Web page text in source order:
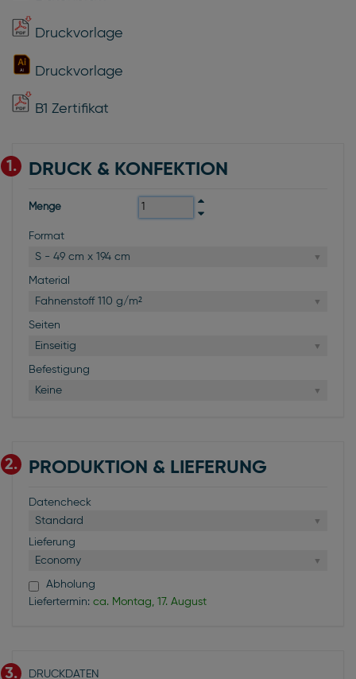
Druckvorlage
Druckvorlage
B1 Zertifikat
1. DRUCK & KONFEKTION
Menge
Format
S - 49 cm x 194 cm
Material
Fahnenstoff 110 g/m²
Seiten
Einseitig
Befestigung
Keine
2. PRODUKTION & LIEFERUNG
Datencheck
Standard
Lieferung
Economy
Abholung
Liefertermin: ca. Montag, 17. August
3. DRUCKDATEN